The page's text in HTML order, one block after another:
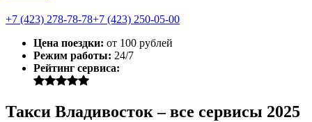
+7 (423) 278-78-78+7 (423) 250-05-00
Цена поездки: от 100 рублей
Режим работы: 24/7
Рейтинг сервиса:
Такси Владивосток – все сервисы 2025